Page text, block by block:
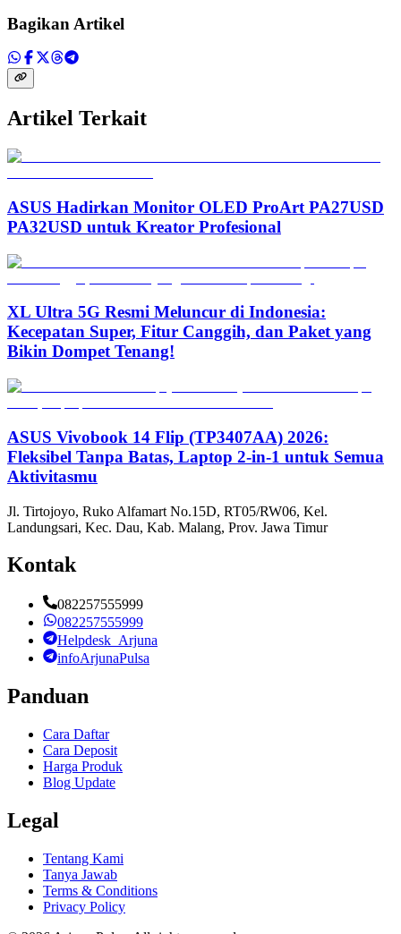
Bagikan Artikel
Artikel Terkait
ASUS Hadirkan Monitor OLED ProArt PA27USD
PA32USD untuk Kreator Profesional
XL Ultra 5G Resmi Meluncur di Indonesia:
Kecepatan Super, Fitur Canggih, dan Paket yang
Bikin Dompet Tenang!
ASUS Vivobook 14 Flip (TP3407AA) 2026:
Fleksibel Tanpa Batas, Laptop 2-in-1 untuk Semua
Aktivitasmu
Jl. Tirtojoyo, Ruko Alfamart No.15D, RT05/RW06, Kel.
Landungsari, Kec. Dau, Kab. Malang, Prov. Jawa Timur
Kontak
082257555999
082257555999
Helpdesk_Arjuna
infoArjunaPulsa
Panduan
Cara Daftar
Cara Deposit
Harga Produk
Blog Update
Legal
Tentang Kami
Tanya Jawab
Terms & Conditions
Privacy Policy